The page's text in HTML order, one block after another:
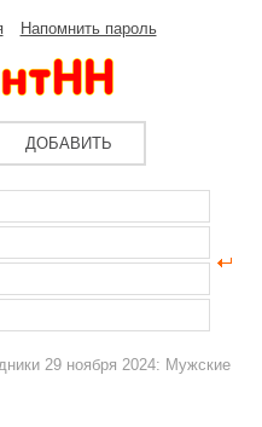
Напомнить пароль
ДОБАВИТЬ
29 ноября 2024: Мужские